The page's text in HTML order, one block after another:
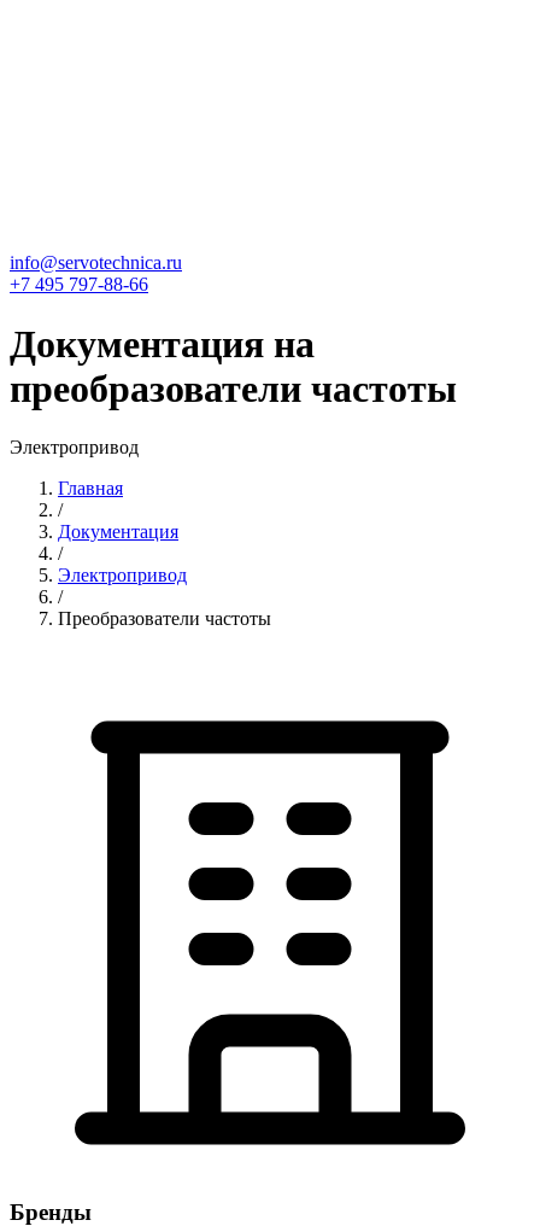
info@servotechnica.ru
+7 495 797-88-66
Документация на
преобразователи частоты
Электропривод
Главная
/
Документация
/
Электропривод
/
Преобразователи частоты
Бренды